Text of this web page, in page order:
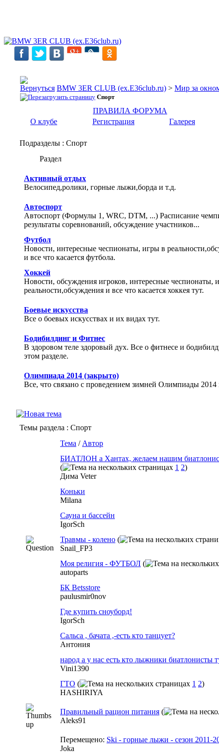
BMW 3ER CLUB (ex.E36club.ru) > Мир за
Спорт
ПРАВИЛА ФОРУМА
О клубе
Регистрация Галерея
Подразделы : Спорт
Раздел
Активный отдых
Велосипед,ролики, горные лыжи,борда и т.д.
Автоспорт
Автоспорт (Формулы 1, WRC, DTM, ...) Расписание
результаты соревнований, обсуждение участников...
Футбол
Новости, интересные чеспионаты, игры в
и все что касается футбола.
Хоккей
Новости, обсуждения игроков, интересные чеспионаты,
реальности,обсуждения и все что касается хоккея тут.
Боевые искусства
Все о боевых искусствах и их видах тут.
Бодибилдинг и Фитнес
В здоровом теле здоровый дух. Все о фитнесе и
этом разделе.
Олимпиада 2014 (закрыто)
Все, что связано с проведением зимней Олимпиады
Темы раздела : Спорт
Тема / Автор
БИАТЛОН а Хантах, желаем нашим
(
1 2)
Дима Veter
Коньки
Milana
Сауна и бассейн
IgorSch
Травмы - колено (
Snail_FP3
Моя религия - ФУТБОЛ (
autoparts
БК Betsstore
paulusmir0nov
Где купить сноуборд!
IgorSch
Сальса , бачата ,-есть кто танцует?
Антония
народ а у нас есть кто лыжники биатлонисты
Vini1390
ГТО ( 1 2)
HASHIRIYA
Правильный рацион питания (
Aleks91
Перемещено: Ski - горные лыжи - сезон 2011-
Joka